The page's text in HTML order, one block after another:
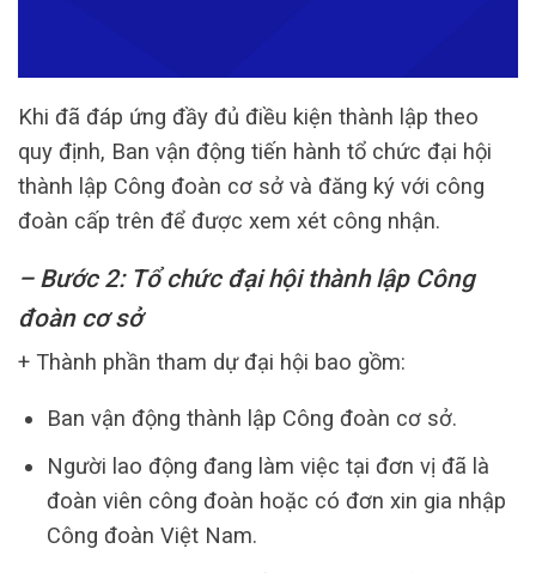
Khi đã đáp ứng đầy đủ điều kiện thành lập theo
quy định, Ban vận động tiến hành tổ chức đại hội
thành lập Công đoàn cơ sở và đăng ký với công
đoàn cấp trên để được xem xét công nhận.
– Bước 2: Tổ chức đại hội thành lập Công
đoàn cơ sở
+ Thành phần tham dự đại hội bao gồm:
Ban vận động thành lập Công đoàn cơ sở.
Người lao động đang làm việc tại đơn vị đã là
đoàn viên công đoàn hoặc có đơn xin gia nhập
Công đoàn Việt Nam.